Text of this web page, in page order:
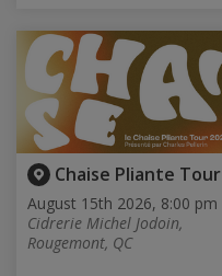
Chaise Pliante Tour
August 15th 2026, 8:00 pm
Cidrerie Michel Jodoin,
Rougemont, QC